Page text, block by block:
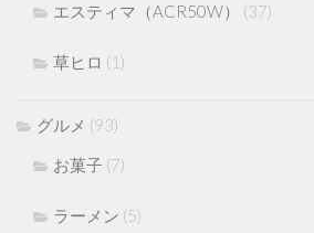
エスティマ（ACR50W） (37)
草ヒロ (1)
グルメ (93)
お菓子 (7)
ラーメン (5)